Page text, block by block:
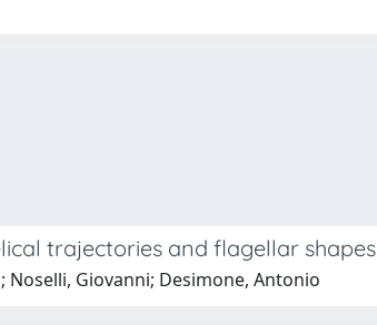
trajectories and flagellar shapes
Noselli, Giovanni; Desimone, Antonio